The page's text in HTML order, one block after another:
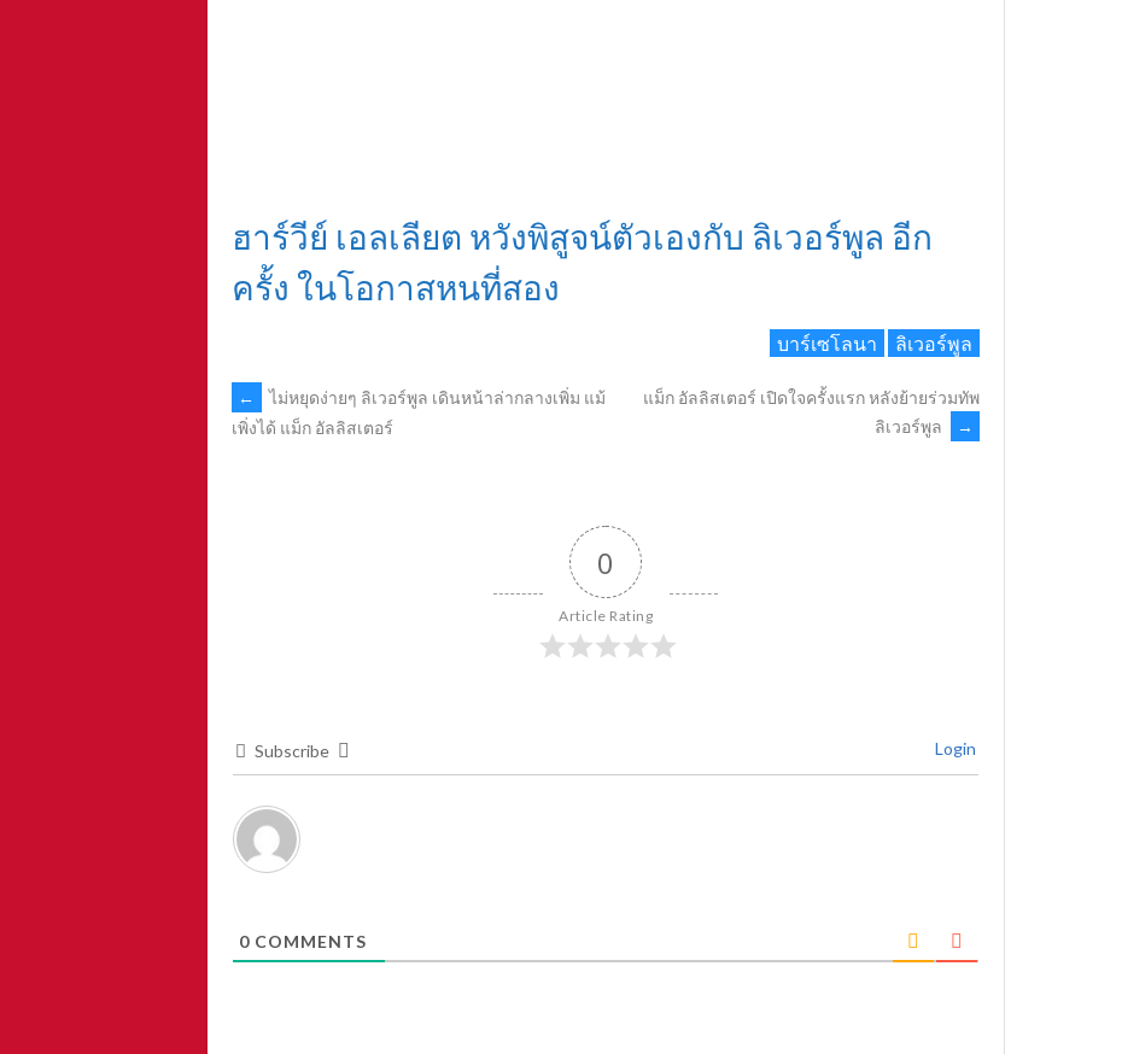
ฮาร์วีย์ เอลเลียต หวังพิสูจน์ตัวเองกับ ลิเวอร์พูล อีก
ครั้ง ในโอกาสหนที่สอง
บาร์เซโลนา ลิเวอร์พูล
POST
←
ไม่หยุดง่ายๆ ลิเวอร์พูล เดินหน้าล่ากลางเพิ่ม แม้
เพิ่งได้ แม็ก อัลลิสเตอร์
แม็ก อัลลิสเตอร์ เปิดใจครั้งแรก หลังย้ายร่วมทัพ
ลิเวอร์พูล
→
0
Article Rating
Subscribe Login
0 COMMENTS